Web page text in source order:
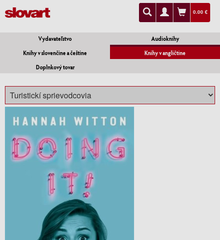
0.00 €
Vydavateľstvo
Audioknihy
Knihy v slovenčine a češtine
Knihy v angličtine
Doplnkový tovar